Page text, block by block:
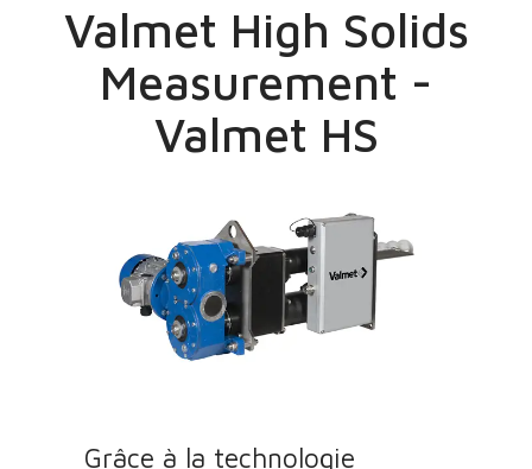
Valmet High Solids
Measurement -
Valmet HS
Grâce à la technologie